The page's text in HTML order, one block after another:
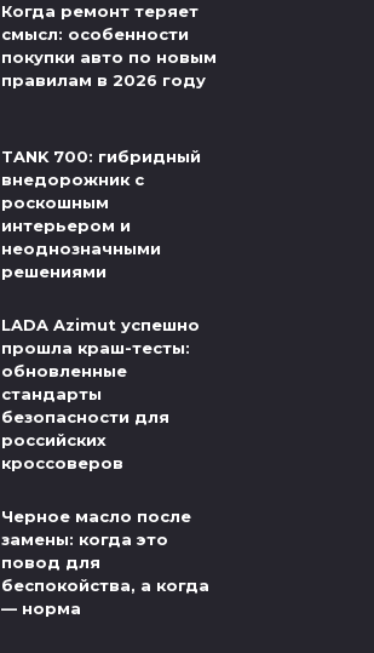
Когда ремонт теряет
смысл: особенности
покупки авто по новым
правилам в 2026 году
TANK 700: гибридный
внедорожник с
роскошным
интерьером и
неоднозначными
решениями
LADA Azimut успешно
прошла краш-тесты:
обновленные
стандарты
безопасности для
российских
кроссоверов
Черное масло после
замены: когда это
повод для
беспокойства, а когда
— норма